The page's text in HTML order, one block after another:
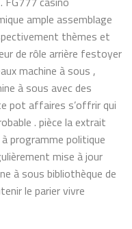
ample assemblage
thèmes et
de rôle arrière festoyer
machine à sous ,
à sous avec des
pot affaires s’offrir qui
. pièce la extrait
programme politique
mise à jour
à sous bibliothèque de
le parier vivre